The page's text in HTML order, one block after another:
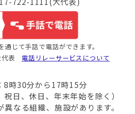
通じて手話で電話ができます。
代表 電話リレーサービスについて
8時30分から17時15分
祝日、休日、年末年始を除く）
なる組織、施設があります。